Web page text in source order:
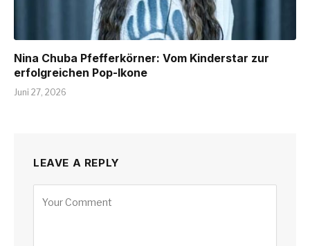
Nina Chuba Pfefferkörner: Vom Kinderstar zur
erfolgreichen Pop-Ikone
Juni 27, 2026
LEAVE A REPLY